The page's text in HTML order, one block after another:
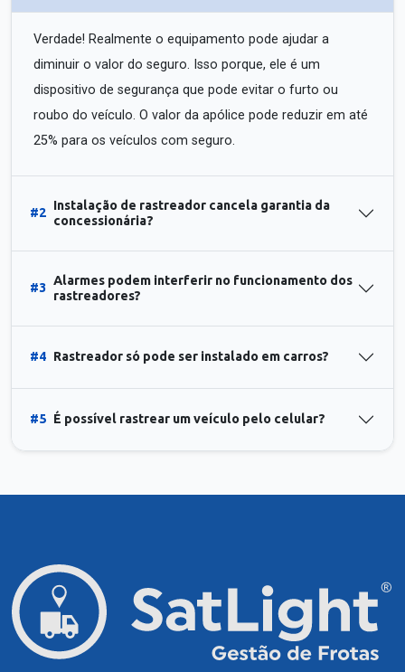
Verdade! Realmente o equipamento pode ajudar a
diminuir o valor do seguro. Isso porque, ele é um
dispositivo de segurança que pode evitar o furto ou
roubo do veículo. O valor da apólice pode reduzir em até
25% para os veículos com seguro.
#2
Instalação de rastreador cancela garantia da
concessionária?
#3
Alarmes podem interferir no funcionamento dos
rastreadores?
#4 Rastreador só pode ser instalado em carros?
#5 É possível rastrear um veículo pelo celular?